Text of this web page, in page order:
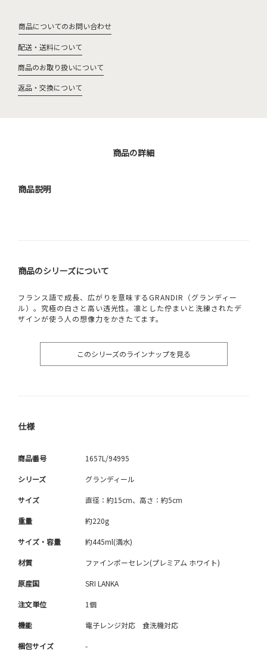
商品についてのお問い合わせ
配送・送料について
商品のお取り扱いについて
返品・交換について
商品の詳細
商品説明
商品のシリーズについて
フランス語で成長、広がりを意味するGRANDIR（グランディー
ル）。究極の白さと高い透光性。凛とした佇まいと洗練されたデ
ザインが使う人の想像力をかきたてます。
このシリーズのラインナップを見る
仕様
商品番号 1657L/94995
シリーズ グランディール
サイズ 直径：約15cm、高さ：約5cm
重量 約220g
サイズ・容量 約445ml(満水)
材質 ファインポーセレン(プレミアム ホワイト)
原産国 SRI LANKA
注文単位 1個
機能 電子レンジ対応 食洗機対応
梱包サイズ -